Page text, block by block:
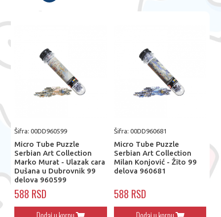
Šifra: 00DD960599
Micro Tube Puzzle
Serbian Art Collection
Marko Murat - Ulazak cara
Dušana u Dubrovnik 99
delova 960599
588 RSD
Šifra: 00DD960681
Micro Tube Puzzle
Serbian Art Collection
Milan Konjović - Žito 99
delova 960681
588 RSD